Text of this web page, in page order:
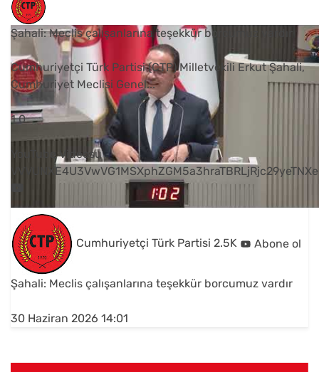
Şahali: Meclis çalışanlarına teşekkür borcumuz vardır
Cumhuriyetçi Türk Partisi (CTP) Milletvekili Erkut Şahali,
Cumhuriyet Meclisi Genel...
1 0
YouTube Videosu
Cumhuriyetçi Türk Partisi 2.5K Abone ol
Şahali: Meclis çalışanlarına teşekkür borcumuz vardır
30 Haziran 2026 14:01